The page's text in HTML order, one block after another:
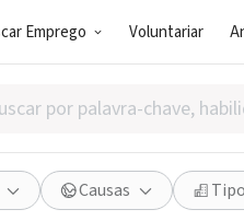
Emprego Voluntariar
Causas
ECLC of NJ
Chatham, NJ|